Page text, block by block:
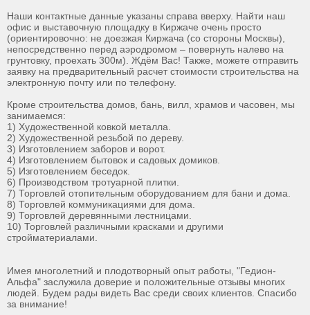
Наши контактные данные указаны справа вверху. Найти наш
офис и выставочную площадку в Киржаче очень просто
(ориентировочно: не доезжая Киржача (со стороны Москвы),
непосредственно перед аэродромом – повернуть налево на
грунтовку, проехать 300м). Ждём Вас! Также, можете отправить
заявку на предварительный расчет стоимости строительства на
электронную почту или по телефону.
Кроме строительства домов, бань, вилл, храмов и часовен, мы
занимаемся:
1) Художественной ковкой металла.
2) Художественной резьбой по дереву.
3) Изготовлением заборов и ворот.
4) Изготовлением бытовок и садовых домиков.
5) Изготовлением беседок.
6) Производством тротуарной плитки.
7) Торговлей отопительным оборудованием для бани и дома.
8) Торговлей коммуникациями для дома.
9) Торговлей деревянными лестницами.
10) Торговлей различными красками и другими
стройматериалами.
Имея многолетний и плодотворный опыт работы, "Гедион-
Альфа" заслужила доверие и положительные отзывы многих
людей. Будем рады видеть Вас среди своих клиентов. Спасибо
за внимание!